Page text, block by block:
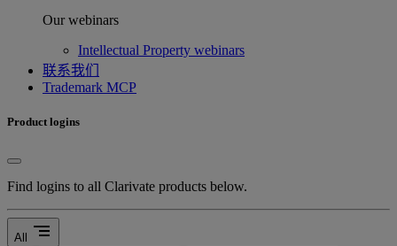
Our webinars
Intellectual Property webinars
联系我们
Trademark MCP
Product logins
Find logins to all Clarivate products below.
All segment